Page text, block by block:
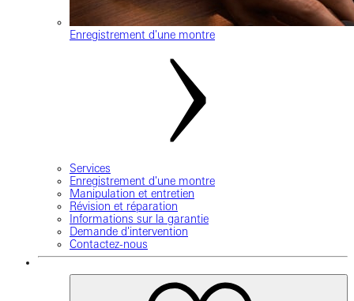
Enregistrement d'une montre
Services
Enregistrement d'une montre
Manipulation et entretien
Révision et réparation
Informations sur la garantie
Demande d'intervention
Contactez-nous